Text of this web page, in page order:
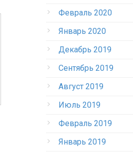
Февраль 2020
Январь 2020
Декабрь 2019
Сентябрь 2019
Август 2019
Июль 2019
Февраль 2019
Январь 2019